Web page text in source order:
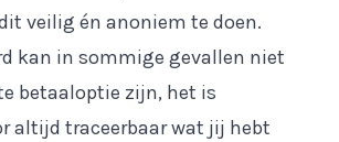
veilig én anoniem te doen.
kan in sommige gevallen niet
betaaloptie zijn, het is
altijd traceerbaar wat jij hebt